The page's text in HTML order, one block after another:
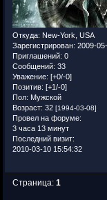
Откуда: New-York, USA
Зарегистрирован: 2009-
Приглашений: 0
Сообщений: 33
Уважение: [+0/-0]
Позитив: [+1/-0]
Пол: Мужской
Возраст: 32 [1994-03-08]
Провел на форуме:
3 часа 13 минут
Последний визит:
2010-03-10 15:54:32
Страница:1